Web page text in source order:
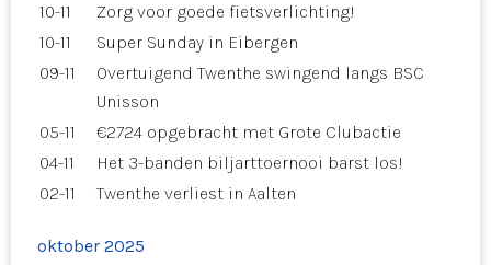
10-11
Zorg voor goede fietsverlichting!
10-11
Super Sunday in Eibergen
09-11
Overtuigend Twenthe swingend langs BSC
Unisson
05-11
€2724 opgebracht met Grote Clubactie
04-11
Het 3-banden biljarttoernooi barst los!
02-11
Twenthe verliest in Aalten
oktober 2025